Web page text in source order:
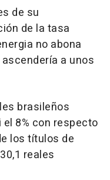
de su
de la tasa
no abona
a unos
brasileños
8% con respecto
los títulos de
reales